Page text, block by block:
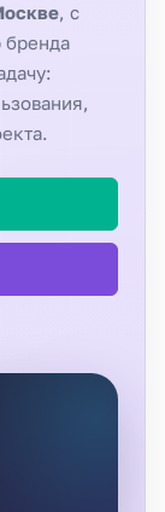
, с